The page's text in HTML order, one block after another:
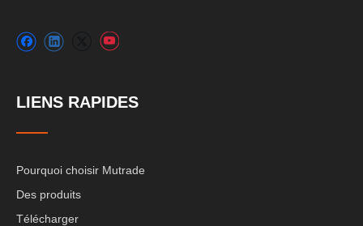
LIENS RAPIDES
Pourquoi choisir Mutrade
Des produits
Télécharger